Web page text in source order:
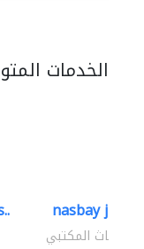
الخدمات
nasbay jlt
الأثاث المكتبي